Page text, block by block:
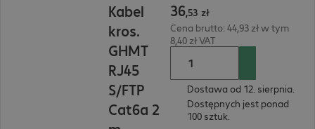
Kabel
kros.
GHMT
RJ45
S/FTP
Cat6a 2
36,53 zł
Cena brutto: 44,93 zł w tym
8,40 zł VAT
Dostawa od 12. sierpnia.
Dostępnych jest ponad
100 sztuk.